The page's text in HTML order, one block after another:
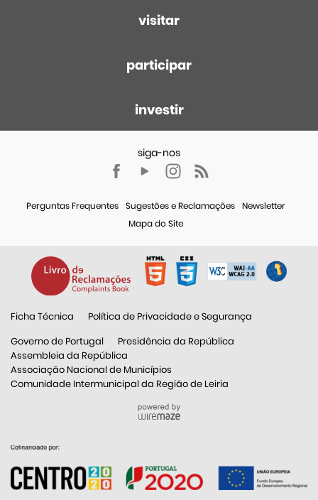
visitar
participar
investir
Perguntas Frequentes Sugestões e Reclamações
Newsletter
Mapa do Site
Ficha Técnica
Política de Privacidade e Segurança
Governo de Portugal
Presidência da República
Assembleia da República
Associação Nacional de Municípios
Comunidade Intermunicipal da Região de Leiria